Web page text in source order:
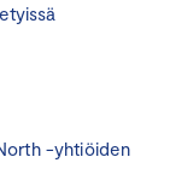
-yhtiöiden